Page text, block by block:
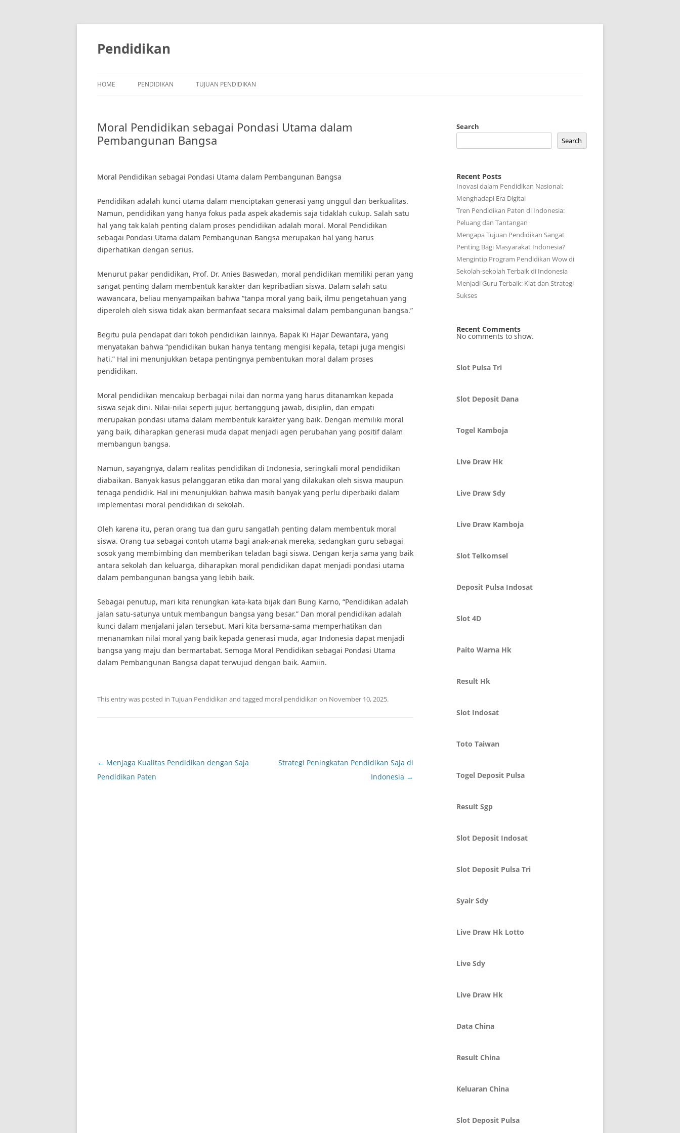
Skip
Pendidikan
HOME PENDIDIKAN TUJUAN PENDIDIKAN
Moral Pendidikan sebagai Pondasi Utama dalam
Pembangunan Bangsa
Moral Pendidikan sebagai Pondasi Utama dalam Pembangunan Bangsa
Pendidikan adalah kunci utama dalam menciptakan generasi yang unggul dan berkualitas.
Namun, pendidikan yang hanya fokus pada aspek akademis saja tidaklah cukup. Salah satu
hal yang tak kalah penting dalam proses pendidikan adalah moral. Moral Pendidikan
sebagai Pondasi Utama dalam Pembangunan Bangsa merupakan hal yang harus
diperhatikan dengan serius.
Menurut pakar pendidikan, Prof. Dr. Anies Baswedan, moral pendidikan memiliki peran yang
sangat penting dalam membentuk karakter dan kepribadian siswa. Dalam salah satu
wawancara, beliau menyampaikan bahwa “tanpa moral yang baik, ilmu pengetahuan yang
diperoleh oleh siswa tidak akan bermanfaat secara maksimal dalam pembangunan bangsa.”
Begitu pula pendapat dari tokoh pendidikan lainnya, Bapak Ki Hajar Dewantara, yang
menyatakan bahwa “pendidikan bukan hanya tentang mengisi kepala, tetapi juga mengisi
hati.” Hal ini menunjukkan betapa pentingnya pembentukan moral dalam proses
pendidikan.
Moral pendidikan mencakup berbagai nilai dan norma yang harus ditanamkan kepada
siswa sejak dini. Nilai-nilai seperti jujur, bertanggung jawab, disiplin, dan empati
merupakan pondasi utama dalam membentuk karakter yang baik. Dengan memiliki moral
yang baik, diharapkan generasi muda dapat menjadi agen perubahan yang positif dalam
membangun bangsa.
Namun, sayangnya, dalam realitas pendidikan di Indonesia, seringkali moral pendidikan
diabaikan. Banyak kasus pelanggaran etika dan moral yang dilakukan oleh siswa maupun
tenaga pendidik. Hal ini menunjukkan bahwa masih banyak yang perlu diperbaiki dalam
implementasi moral pendidikan di sekolah.
Oleh karena itu, peran orang tua dan guru sangatlah penting dalam membentuk moral
siswa. Orang tua sebagai contoh utama bagi anak-anak mereka, sedangkan guru sebagai
sosok yang membimbing dan memberikan teladan bagi siswa. Dengan kerja sama yang baik
antara sekolah dan keluarga, diharapkan moral pendidikan dapat menjadi pondasi utama
dalam pembangunan bangsa yang lebih baik.
Sebagai penutup, mari kita renungkan kata-kata bijak dari Bung Karno, “Pendidikan adalah
jalan satu-satunya untuk membangun bangsa yang besar.” Dan moral pendidikan adalah
kunci dalam menjalani jalan tersebut. Mari kita bersama-sama memperhatikan dan
menanamkan nilai moral yang baik kepada generasi muda, agar Indonesia dapat menjadi
bangsa yang maju dan bermartabat. Semoga Moral Pendidikan sebagai Pondasi Utama
dalam Pembangunan Bangsa dapat terwujud dengan baik. Aamiin.
This entry was posted in Tujuan Pendidikan and tagged moral pendidikan on November 10, 2025.
Post
navigation
← Menjaga Kualitas Pendidikan dengan Saja
Pendidikan Paten
Strategi Peningkatan Pendidikan Saja di
Indonesia →
Search
Search
Recent Posts
Inovasi dalam Pendidikan Nasional:
Menghadapi Era Digital
Tren Pendidikan Paten di Indonesia:
Peluang dan Tantangan
Mengapa Tujuan Pendidikan Sangat
Penting Bagi Masyarakat Indonesia?
Mengintip Program Pendidikan Wow di
Sekolah-sekolah Terbaik di Indonesia
Menjadi Guru Terbaik: Kiat dan Strategi
Sukses
Recent Comments
No comments to show.
Slot Pulsa Tri
Slot Deposit Dana
Togel Kamboja
Live Draw Hk
Live Draw Sdy
Live Draw Kamboja
Slot Telkomsel
Deposit Pulsa Indosat
Slot 4D
Paito Warna Hk
Result Hk
Slot Indosat
Toto Taiwan
Togel Deposit Pulsa
Result Sgp
Slot Deposit Indosat
Slot Deposit Pulsa Tri
Syair Sdy
Live Draw Hk Lotto
Live Sdy
Live Draw Hk
Data China
Result China
Keluaran China
Slot Deposit Pulsa